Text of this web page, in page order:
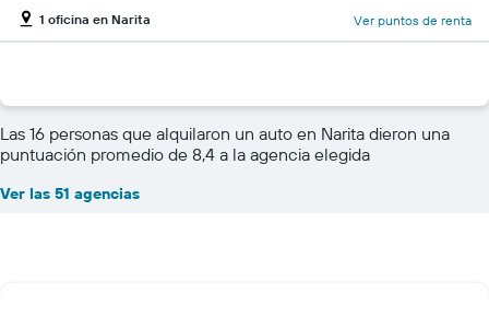
1 oficina en Narita Ver puntos de renta
Las 16 personas que alquilaron un auto en Narita dieron una
puntuación promedio de 8,4 a la agencia elegida
Ver las 51 agencias